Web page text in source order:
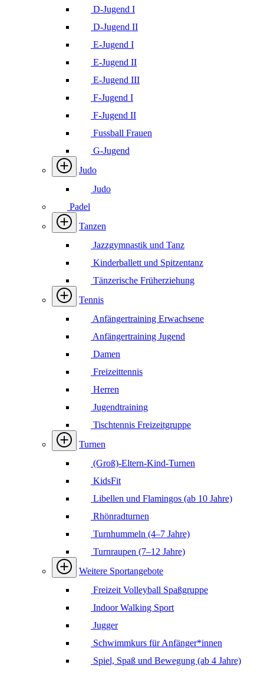
D-Jugend I
D-Jugend II
E-Jugend I
E-Jugend II
E-Jugend III
F-Jugend I
F-Jugend II
Fussball Frauen
G-Jugend
Judo
Judo
Padel
Tanzen
Jazzgymnastik und Tanz
Kinderballett und Spitzentanz
Tänzerische Früherziehung
Tennis
Anfängertraining Erwachsene
Anfängertraining Jugend
Damen
Freizeittennis
Herren
Jugendtraining
Tischtennis Freizeitgruppe
Turnen
(Groß)-Eltern-Kind-Turnen
KidsFit
Libellen und Flamingos (ab 10 Jahre)
Rhönradturnen
Turnhummeln (4–7 Jahre)
Turnraupen (7–12 Jahre)
Weitere Sportangebote
Freizeit Volleyball Spaßgruppe
Indoor Walking Sport
Jugger
Schwimmkurs für Anfänger*innen
Spiel, Spaß und Bewegung (ab 4 Jahre)